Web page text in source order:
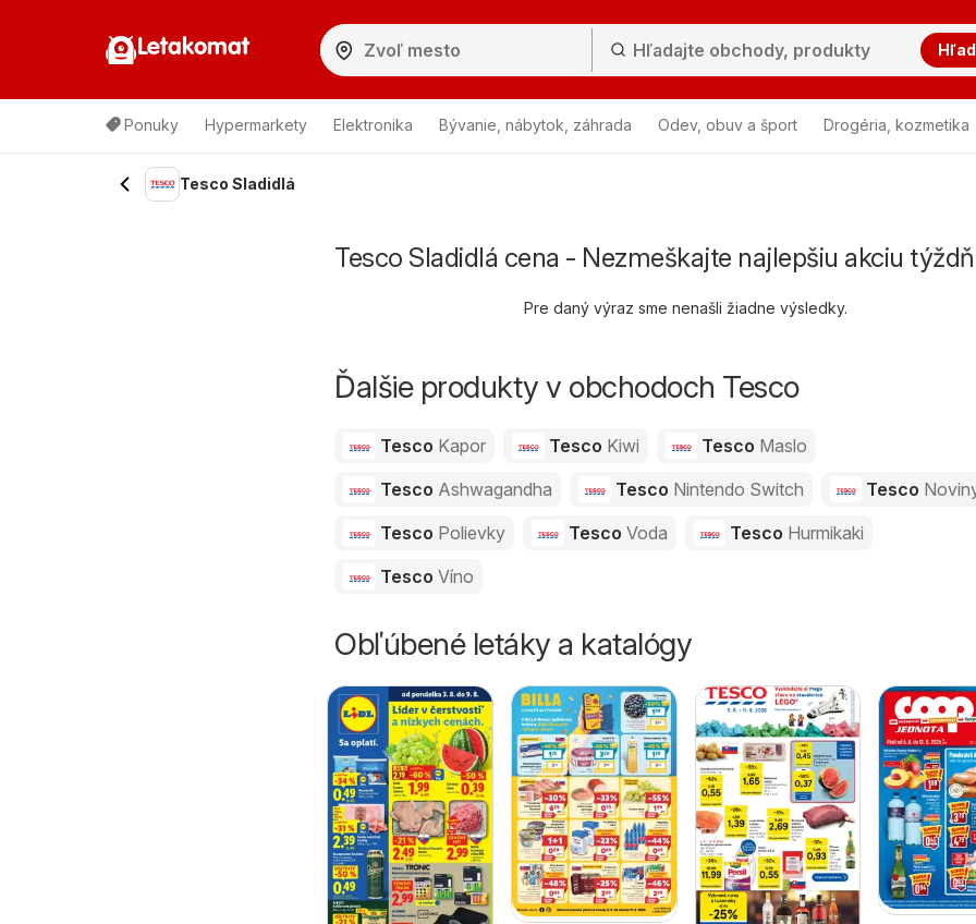
Letakomat
Ponuky Hypermarkety Elektronika Bývanie, nábytok, záhrada Odev, obuv a šport Drogéria, kozmetika
Tesco Sladidlá
Tesco Sladidlá cena - Nezmeškajte najlepšiu akciu
Pre daný výraz sme nenašli žiadne výsledky.
Ďalšie produkty v obchodoch Tesco
Tesco Kapor Tesco Kiwi Tesco Maslo
Tesco Ashwagandha Tesco Nintendo Switch Tesco
Tesco Polievky Tesco Voda Tesco Hurmikaki
Tesco Víno
Obľúbené letáky a katalógy